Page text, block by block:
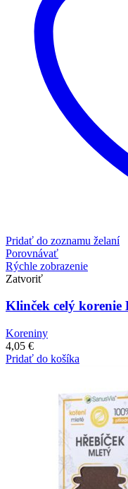
Pridať do zoznamu želaní
Porovnávať
Rýchle zobrazenie
Zatvoriť
Klinček celý korenie
Koreniny
4,05 €
Pridať do košíka